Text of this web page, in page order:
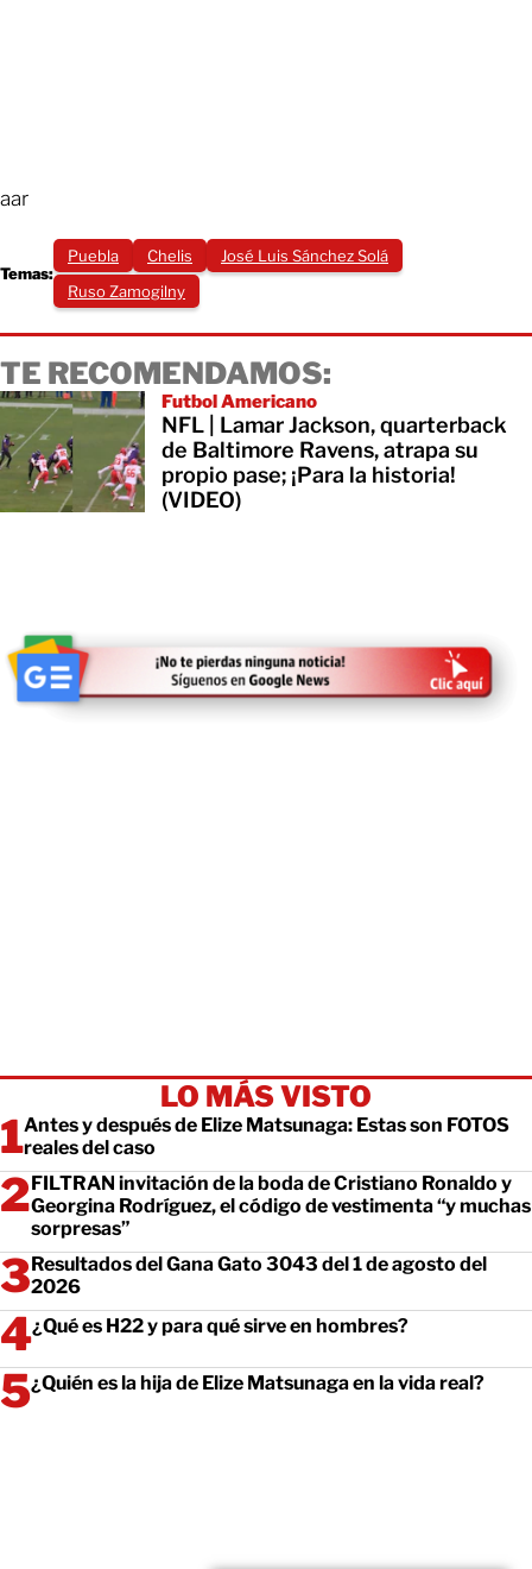
aar
Temas:
Puebla Chelis
José Luis Sánchez Solá
Ruso Zamogilny
TE RECOMENDAMOS:
Futbol Americano
NFL | Lamar Jackson, quarterback
de Baltimore Ravens, atrapa su
propio pase; ¡Para la historia!
(VIDEO)
LO MÁS VISTO
Antes y después de Elize Matsunaga: Estas son FOTOS
reales del caso
FILTRAN invitación de la boda de Cristiano Ronaldo y
Georgina Rodríguez, el código de vestimenta “y muchas
sorpresas”
Resultados del Gana Gato 3043 del 1 de agosto del
2026
¿Qué es H22 y para qué sirve en hombres?
¿Quién es la hija de Elize Matsunaga en la vida real?